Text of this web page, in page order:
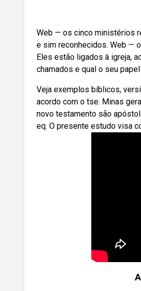
Web — os cinco ministérios
e sim reconhecidos. Web —
Eles estão ligados à igreja,
chamados e qual o seu papel
Veja exemplos bíblicos,
acordo com o tse. Minas
novo testamento são
eq. O presente estudo visa